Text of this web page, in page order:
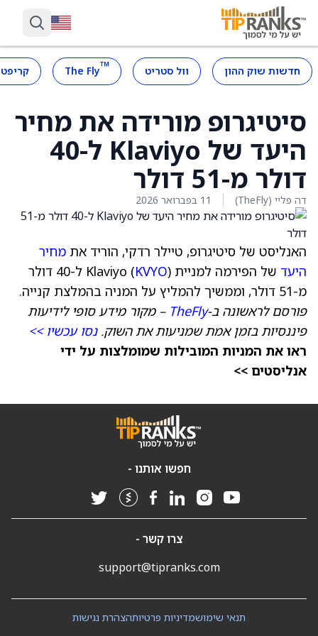
חדשות שוק ההון וול סטריט ™
The Fly
סיטיגרופ מורידה את מחיר
היעד של Klaviyo ל-40
דולר מ-51 דולר
דה פליי (TheFly) 11 בפברואר 2026
האנליסט של סיטיגרופ, טיילר רדקי, הוריד את מחיר
היעד של הפירמה למניית Klaviyo ( KVYO
) ל-40 דולר
מ-51 דולר, וממשיך להמליץ על המניה בהמלצת קנייה.
פורסם לראשונה ב-TheFly – מקור מידע סופי לידיעות
פיננסיות בזמן אמת שמניעות את השוק.נסו עכשיו >>
ראו את המניות המובילות שמומלצות על ידי
אנליסטים >>
חפשו אותנו -
צרו קשר -
support@tipranks.com
הצהרת נגישותמדיניות פרטיותתנאי שימוש